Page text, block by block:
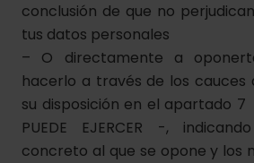
conclusión de que no
tus datos personales
– O directamente a
hacerlo a través de los cauces
su disposición en el apartado 7
PUEDE EJERCER -,
concreto al que se opone y los